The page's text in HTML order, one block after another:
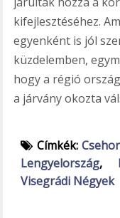
kifejlesztéséhez.
egyenként is jól
küzdelemben,
hogy a régió
a járvány okozta
Címkék:
Lengyelország,
Visegrádi Négyek